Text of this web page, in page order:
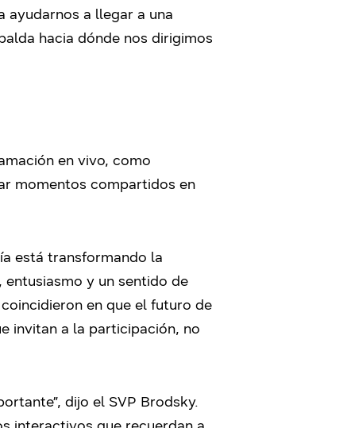
ayudarnos a llegar a una
hacia dónde nos dirigimos
en vivo, como
momentos compartidos en
está transformando la
y un sentido de
en que el futuro de
invitan a la participación, no
dijo el SVP Brodsky.